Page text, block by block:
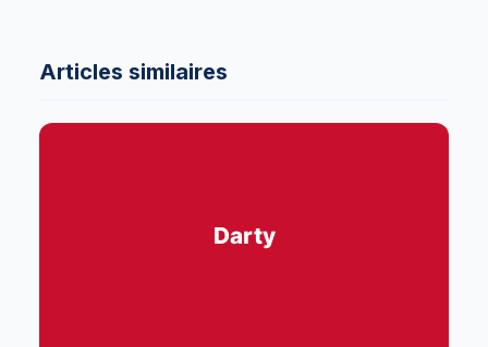
Articles similaires